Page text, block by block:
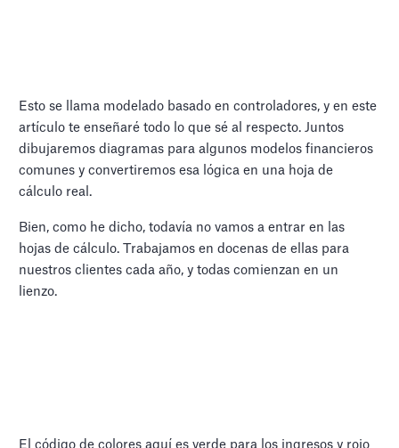
Esto se llama modelado basado en controladores, y en este
artículo te enseñaré todo lo que sé al respecto. Juntos
dibujaremos diagramas para algunos modelos financieros
comunes y convertiremos esa lógica en una hoja de
cálculo real.
Bien, como he dicho, todavía no vamos a entrar en las
hojas de cálculo. Trabajamos en docenas de ellas para
nuestros clientes cada año, y todas comienzan en un
lienzo.
El código de colores aquí es verde para los ingresos y rojo